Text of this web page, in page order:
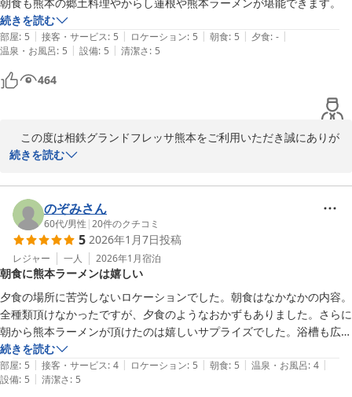
相鉄グランドフレッサ熊本
フロントスタッフ
2026-02-06
続きを読む
部屋: 5 | 接客・サービス: 5 | ロケーション: 5 | 朝食: 5 | 夕食: - |
温泉・お風呂: 5 | 設備: 5 | 清潔さ: 5
464
この度は相鉄グランドフレッサ熊本をご利用いただき誠にありが
とうございました。また、素敵なお写真と共にご感想をお寄せいた
当施設のロケーションや周辺環境について高くご評価いただき、
また熊本の郷土料理をお楽しみいただけたとのこと、大変うれしく
存じます。熊本城や商店街など、観光やお食事を気軽に楽しめる立
地は多くのお客様からご好評いただいております。
朝食に関しましても、からし蓮根や熊本ラーメンなど地元ならでは
のお料理を味わっていただけて何よりです。
これからもお客様の熊本観光がより素敵なものとなるよう、スタ
ッフ一同努めてまいります。
またのご利用を心よりお待ちしております。
続きを読む
のぞみさん
60代/男性 |20件のクチコミ
5 2026年1月7日投稿
レジャー 一人 2026年1月宿泊
朝食に熊本ラーメンは嬉しい
夕食の場所に苦労しないロケーションでした。朝食はなかなかの内容。
全種類頂けなかったですが、夕食のようなおかずもありました。さらに
朝から熊本ラーメンが頂けたのは嬉しいサプライズでした。浴槽も広く
深さもあり温まることができました。次回熊本市内に来る機会があれば
間違いなく第一候補になります。
続きを読む
部屋: 5 | 接客・サービス: 4 | ロケーション: 5 | 朝食: 5 | 温泉・お風呂: 4 |
設備: 5 | 清潔さ: 5